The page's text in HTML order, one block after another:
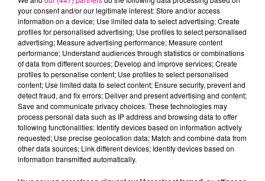
22 juillet 2026
Toulouse : circulation perturbée dans le
secteur François Verdier...
your consent and/or our legitimate interest: Store and/or access
information on a device; Use limited data to select advertising; Create
profiles for personalised advertising; Use profiles to select personalised
advertising; Measure advertising performance; Measure content
performance; Understand audiences through statistics or combinations
of data from different sources; Develop and improve services; Create
profiles to personalise content; Use profiles to select personalised
content; Use limited data to select content; Ensure security, prevent and
detect fraud, and fix errors; Deliver and present advertising and content;
Save and communicate privacy choices. These technologies may
process personal data such as IP address and browsing data to offer
following functionalities: Identify devices based on information actively
requested; Use precise geolocation data; Match and combine data from
other data sources; Link different devices; Identify devices based on
information transmitted automatically.